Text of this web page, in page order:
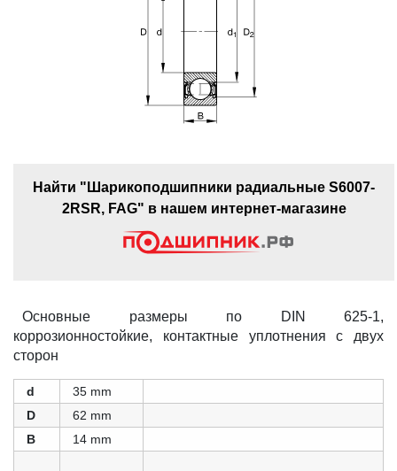
Найти "Шарикоподшипники радиальные S6007-
2RSR, FAG" в нашем интернет-магазине
Основные размеры по DIN 625-1,
коррозионностойкие, контактные уплотнения с двух
сторон
d
35 mm
D
62 mm
B
14 mm